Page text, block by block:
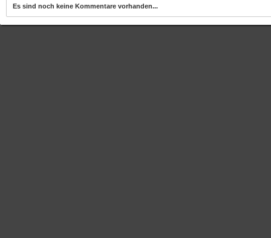
Es sind noch keine Kommentare vorhanden...